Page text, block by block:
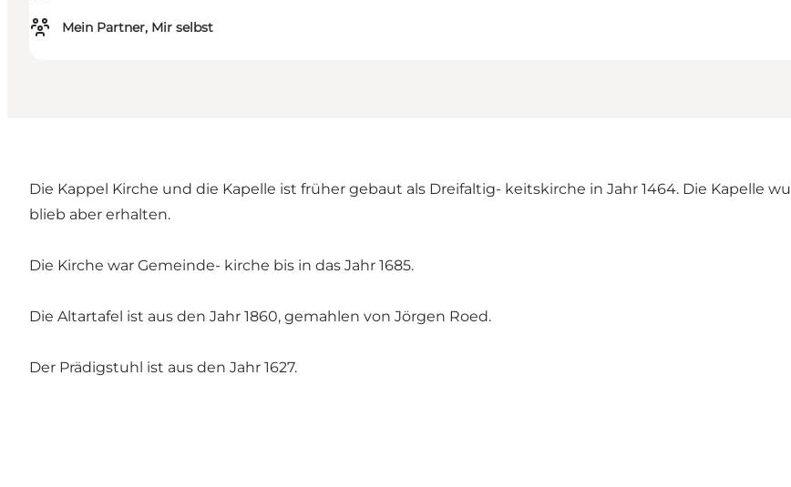
Mein Partner, Mir selbst
Die Kappel Kirche und die Kapelle ist früher gebaut als Dreifaltig- keitskirche in Jahr 1464. Die Kapelle
blieb aber erhalten.
Die Kirche war Gemeinde- kirche bis in das Jahr 1685.
Die Altartafel ist aus den Jahr 1860, gemahlen von Jörgen Roed.
Der Prädigstuhl ist aus den Jahr 1627.